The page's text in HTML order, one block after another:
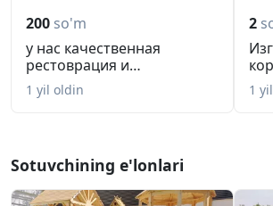
200 so'm
у нас качественная
рестоврация и
изготовление мягк...
1 yil oldin
2
и ...
1
Sotuvchining e'lonlari